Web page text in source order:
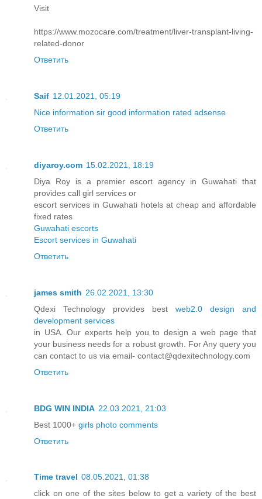
Visit
https://www.mozocare.com/treatment/liver-transplant-living-
related-donor
Ответить
Saif 12.01.2021, 05:19
Nice information sir good information rated adsense
Ответить
diyaroy.com 15.02.2021, 18:19
Diya Roy is a premier escort agency in Guwahati that
provides call girl services or
escort services in Guwahati hotels at cheap and affordable
fixed rates
Guwahati escorts
Escort services in Guwahati
Ответить
james smith 26.02.2021, 13:30
Qdexi Technology provides best web2.0 design and
development services
in USA. Our experts help you to design a web page that
your business needs for a robust growth. For Any query you
can contact to us via email- contact@qdexitechnology.com
Ответить
BDG WIN INDIA 22.03.2021, 21:03
Best 1000+ girls photo comments
Ответить
Time travel 08.05.2021, 01:38
click on one of the sites below to get a variety of the best